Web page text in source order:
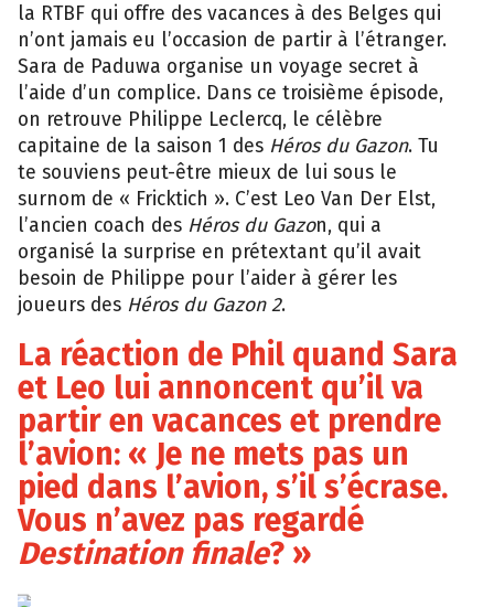
la RTBF qui offre des vacances à des Belges qui
n’ont jamais eu l’occasion de partir à l’étranger.
Sara de Paduwa organise un voyage secret à
l’aide d’un complice. Dans ce troisième épisode,
on retrouve Philippe Leclercq, le célèbre
capitaine de la saison 1 des Héros du Gazon. Tu
te souviens peut-être mieux de lui sous le
surnom de « Fricktich ». C’est Leo Van Der Elst,
l’ancien coach des Héros du Gazon, qui a
organisé la surprise en prétextant qu’il avait
besoin de Philippe pour l’aider à gérer les
joueurs des Héros du Gazon 2.
La réaction de Phil quand Sara
et Leo lui annoncent qu’il va
partir en vacances et prendre
l’avion: « Je ne mets pas un
pied dans l’avion, s’il s’écrase.
Vous n’avez pas regardé
Destination finale? »
Auvio